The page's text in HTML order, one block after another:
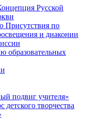
Русской
Присутствия по
и диаконии
образовательных
подвиг учителя»
творчества